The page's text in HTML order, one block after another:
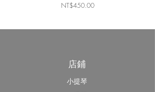
價格
NT$450.00
店鋪
小提琴